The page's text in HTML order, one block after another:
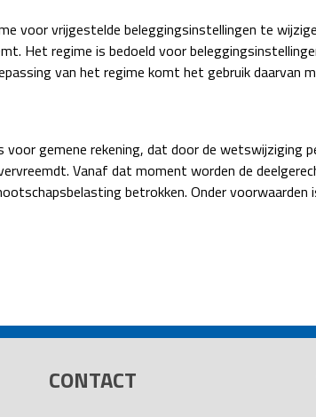
voor vrijgestelde beleggingsinstellingen te
Het regime is bedoeld voor
van het regime komt het gebruik daarvan
gemene rekening, dat door de wetswijziging
Vanaf dat moment worden de
betrokken. Onder
CONTACT